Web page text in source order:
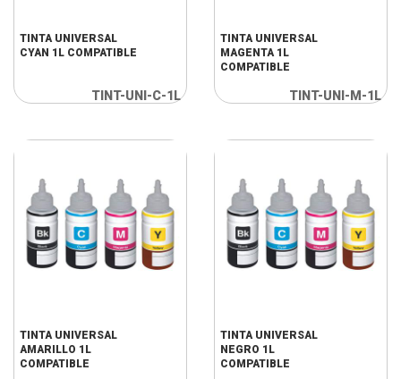
TINTA UNIVERSAL
CYAN 1L COMPATIBLE
TINT-UNI-C-1L
TINTA UNIVERSAL
MAGENTA 1L
COMPATIBLE
TINT-UNI-M-1L
TINTA UNIVERSAL
AMARILLO 1L
COMPATIBLE
TINTA UNIVERSAL
NEGRO 1L
COMPATIBLE